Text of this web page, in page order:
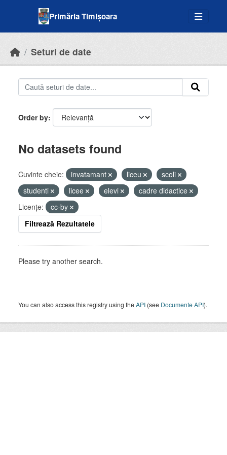
Primăria Timișoara
Seturi de date
Order by
No datasets found
Cuvinte cheie: invatamant liceu
scoli
studenti
licee elevi
cadre didactice
Licenţe:
cc-by
Filtrează Rezultatele
Please try another search.
You can also access this registry using theAPI (see Documente API).